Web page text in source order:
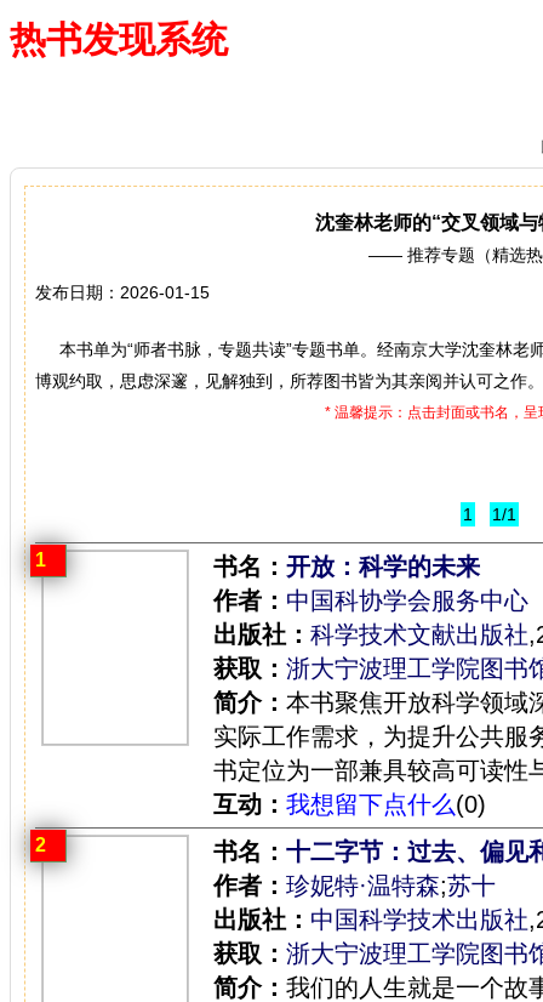
热书发现系统
沈奎林老师的“交叉领域
—— 推荐专题（精选热
发布日期：2026-01-15
本书单为“师者书脉，专题共读”专题书单。经南京大学沈奎林老
博观约取，思虑深邃，见解独到，所荐图书皆为其亲阅并认可之作
* 温馨提示：点击封面或书名，
1 1/1
1 书名： 开放：科学的未来
作者： 中国科协学会服务中心
出版社： 科学技术文献出版社
获取： 浙大宁波理工学院图书
简介： 本书聚焦开放科学领域
实际工作需求，为提升公共服
书定位为一部兼具较高可读性
互动： 我想留下点什么(0)
2 书名： 十二字节：过去、偏见
作者： 珍妮特·温特森;苏十
出版社： 中国科学技术出版社
获取： 浙大宁波理工学院图书
简介： 我们的人生就是一个故